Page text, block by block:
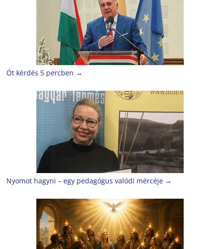
Öt kérdés 5 percben →
Nyomot hagyni – egy pedagógus valódi mércéje →